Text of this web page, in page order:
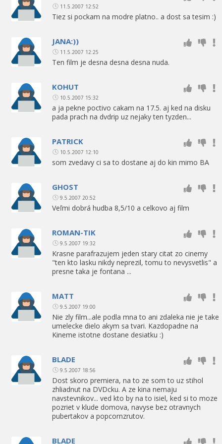
11.5.2007 12:52
Tiez si pockam na modre platno.. a dost sa tesim :)
JANA:))
11.5.2007 12:25
Ten film je desna desna desna nuda.
KOHUT
10.5.2007 15:32
a ja pekne poctivo cakam na 17.5. aj ked na disku
pada prach na dvdrip uz nejaky ten tyzden...
PATRICK
10.5.2007 12:10
som zvedavy ci sa to dostane aj do kin mimo BA
GHOST
9.5.2007 20:52
Veľmi dobrá hudba 8,5/10 a celkovo aj film
ROMAN-TIK
9.5.2007 19:32
Krasne parafrazujem jeden stary citat zo cinemy
"ten kto lasku nikdy neprezil, tomu to nevysvetlis" a
presne taka je fontana ...
MATT
9.5.2007 19:00
Nie zly film...ale podla mna to ani zdaleka nie je take
umelecke dielo akym sa tvari. Kazdopadne na
Kineme istotne dostane desiatku :)
BLADE
9.5.2007 18:56
Dost skoro premiera, na to ze som to uz stihol
zhliadnut na DVDcku. A ze kina nemaju
navstevnikov... ved kto by na to isiel, ked si to moze
pozriet v klude domova, navyse bez otravnych
pubertakov a popcornzrutov.
BLADE